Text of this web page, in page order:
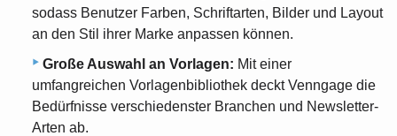
sodass Benutzer Farben, Schriftarten, Bilder und Layout
an den Stil ihrer Marke anpassen können.
Große Auswahl an Vorlagen: Mit einer
umfangreichen Vorlagenbibliothek deckt Venngage die
Bedürfnisse verschiedenster Branchen und Newsletter-
Arten ab.